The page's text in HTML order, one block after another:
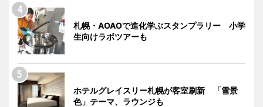
札幌・AOAOで進化学ぶスタンプラリー 小学
生向けラボツアーも
ホテルグレイスリー札幌が客室刷新 「雪景
色」テーマ、ラウンジも